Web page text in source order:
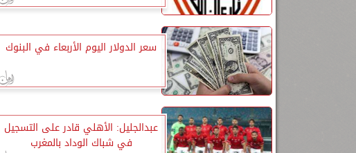
سعر الدولار اليوم الأربعاء في البنوك
عبدالجليل: الأهلي قادر على التسجيل
في شباك الوداد بالمغرب